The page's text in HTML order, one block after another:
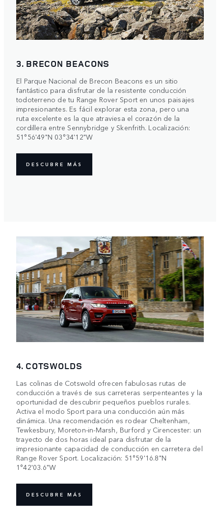
3. BRECON BEACONS
El Parque Nacional de Brecon Beacons es un sitio
fantástico para disfrutar de la resistente conducción
todoterreno de tu Range Rover Sport en unos paisajes
impresionantes. Es fácil explorar esta zona, pero una
ruta excelente es la que atraviesa el corazón de la
cordillera entre Sennybridge y Skenfrith. Localización:
51°56'49"N 03°34'12"W
DESCUBRE MÁS
4. COTSWOLDS
Las colinas de Cotswold ofrecen fabulosas rutas de
conducción a través de sus carreteras serpenteantes y la
oportunidad de descubrir pequeños pueblos rurales.
Activa el modo Sport para una conducción aún más
dinámica. Una recomendación es rodear Cheltenham,
Tewkesbury, Moreton-in-Marsh, Burford y Cirencester: un
trayecto de dos horas ideal para disfrutar de la
impresionante capacidad de conducción en carretera del
Range Rover Sport. Localización: 51°59'16.8"N
1°42'03.6"W
DESCUBRE MÁS